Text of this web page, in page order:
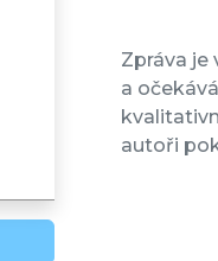
Zpráva
a
autoři